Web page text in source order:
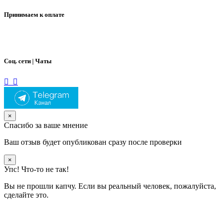
Принимаем к оплате
Соц. сети | Чаты
×
Спасибо за ваше мнение
Ваш отзыв будет опубликован сразу после проверки
×
Упс! Что-то не так!
Вы не прошли капчу. Если вы реальный человек, пожалуйста,
сделайте это.